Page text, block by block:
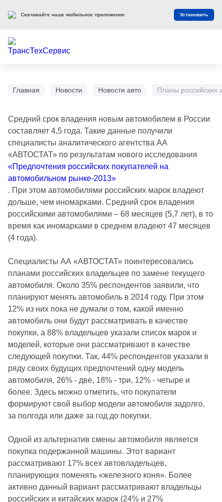
Главная Новости Новости авто Планы российских
Средний срок владения новым автомобилем в России
составляет 4,5 года. Такие данные получили
специалисты аналитического агентства АА
«АВТОСТАТ» по результатам нового исследования
«Предпочтения российских покупателей на
автомобильном рынке-2013»
. При этом автомобилями российских марок владеют
дольше, чем иномарками. Средний срок владения
российскими автомобилями – 68 месяцев (5,7 лет), в то
время как иномарками в среднем владеют 47 месяцев
(4 года).
Специалисты АА «АВТОСТАТ» поинтересовались
планами российских владельцев по замене текущего
автомобиля. Около 35% респондентов заявили, что
планируют менять автомобиль в 2014 году. При этом
12% из них пока не думали о том, какой именно
автомобиль они будут рассматривать в качестве
покупки, а 88% владельцев указали список марок и
моделей, которые они рассматривают в качестве
следующей покупки. Так, 44% респондентов указали в
ряду своих будущих предпочтений одну модель
автомобиля, 26% - две, 18% - три, 12% - четыре и
более. Здесь можно отметить, что покупатели
формируют свой выбор модели автомобиля задолго,
за полгода или даже за год до покупки.
Одной из альтернатив смены автомобиля является
покупка подержанной машины. Этот вариант
рассматривают 17% всех автовладельцев,
планирующих поменять «железного коня». Более
активно данный вариант рассматривают владельцы
российских и китайских марок (24% и 27%
Скачивайте наше мобильное приложение Установить